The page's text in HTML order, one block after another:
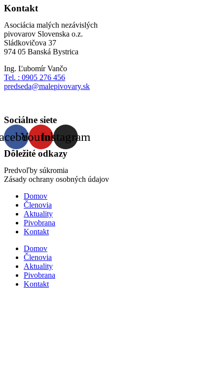
Kontakt
Asociácia malých nezávislých
pivovarov Slovenska o.z.
Sládkovičova 37
974 05 Banská Bystrica
Ing. Ľubomír Vančo
Tel. : 0905 276 456
predseda@malepivovary.sk
Sociálne siete
YoutubeInstagram
Dôležité odkazy
Predvoľby súkromia
Zásady ochrany osobných údajov
Domov
Členovia
Aktuality
Pivobrana
Kontakt
Domov
Členovia
Aktuality
Pivobrana
Kontakt